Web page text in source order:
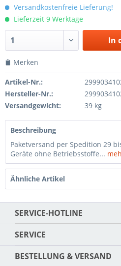
Versandkostenfreie Lieferung!
Lieferzeit 9 Werktage
In
Merken
Artikel-Nr.:
Hersteller-Nr.:
Versandgewicht:
39 kg
Beschreibung
Paketversand per Spedition 29
Geräte ohne Betriebsstoffe...
Ähnliche Artikel
SERVICE-HOTLINE
SERVICE
BESTELLUNG & VERSAND